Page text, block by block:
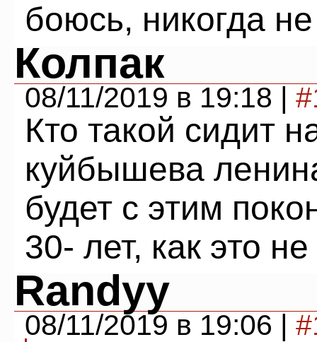
боюсь, никогда
Колпак
08/11/2019 в 19:18 |
Кто такой сидит
куйбышева
будет с этим
30- лет, как это
Randyy
08/11/2019 в 19:06 |